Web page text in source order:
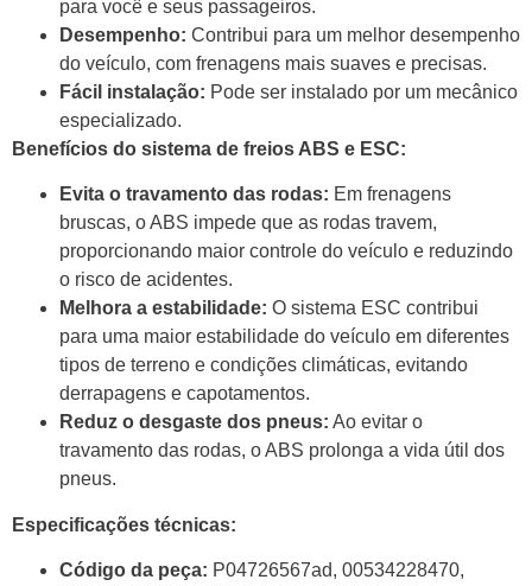
para você e seus passageiros.
Desempenho: Contribui para um melhor desempenho
do veículo, com frenagens mais suaves e precisas.
Fácil instalação: Pode ser instalado por um mecânico
especializado.
Benefícios do sistema de freios ABS e ESC:
Evita o travamento das rodas: Em frenagens
bruscas, o ABS impede que as rodas travem,
proporcionando maior controle do veículo e reduzindo
o risco de acidentes.
Melhora a estabilidade: O sistema ESC contribui
para uma maior estabilidade do veículo em diferentes
tipos de terreno e condições climáticas, evitando
derrapagens e capotamentos.
Reduz o desgaste dos pneus: Ao evitar o
travamento das rodas, o ABS prolonga a vida útil dos
pneus.
Especificações técnicas:
Código da peça: P04726567ad, 00534228470,